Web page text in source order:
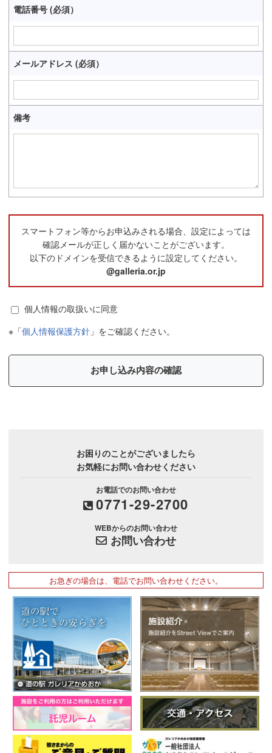
電話番号 (必須）
メールアドレス (必須）
備考
スマートフォン等からお申込みされる場合、設定によっては
確認メールが正しく届かないことがございます。
以下のドメインを受信できるように設定してください。
@galleria.or.jp
個人情報の取扱いに同意
※「個人情報保護方針 」をご確認ください。
お困りのことがございましたら
お気軽にお問い合わせください
お電話でのお問い合わせ
0771-29-2700
WEBからのお問い合わせ
お問い合わせ
お急ぎの場合は、電話でお問い合わせください。